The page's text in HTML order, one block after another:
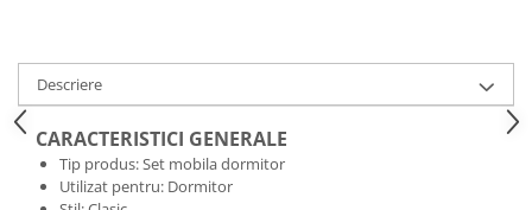
Descriere
CARACTERISTICI GENERALE
Tip produs: Set mobila dormitor
Utilizat pentru: Dormitor